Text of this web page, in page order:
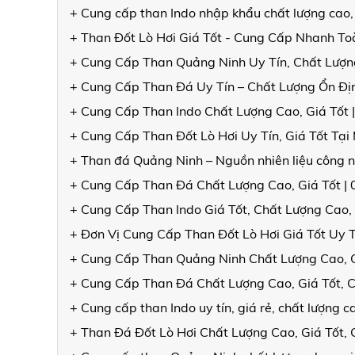
+ Cung cấp than Indo nhập khẩu chất lượng
+ Than Đốt Lò Hơi Giá Tốt - Cung Cấp Nhanh
+ Cung Cấp Than Quảng Ninh Uy Tín, Chất
+ Cung Cấp Than Đá Uy Tín – Chất Lượng Ổn
+ Cung Cấp Than Indo Chất Lượng Cao, Giá
+ Cung Cấp Than Đốt Lò Hơi Uy Tín, Giá Tốt Tại
+ Than đá Quảng Ninh – Nguồn nhiên liệu công
+ Cung Cấp Than Đá Chất Lượng Cao, Giá Tốt
+ Cung Cấp Than Indo Giá Tốt, Chất Lượng
+ Đơn Vị Cung Cấp Than Đốt Lò Hơi Giá Tốt Uy
+ Cung Cấp Than Quảng Ninh Chất Lượng Cao,
+ Cung Cấp Than Đá Chất Lượng Cao, Giá Tốt,
+ Cung cấp than Indo uy tín, giá rẻ, chất lượng
+ Than Đá Đốt Lò Hơi Chất Lượng Cao, Giá Tốt,